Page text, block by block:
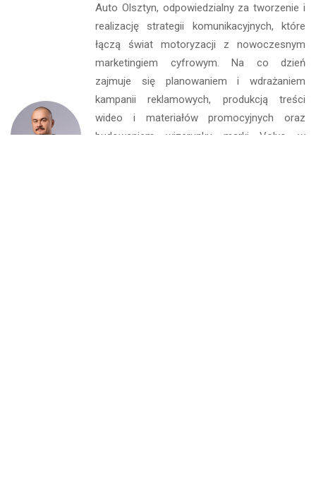
Auto Olsztyn, odpowiedzialny za tworzenie i
realizację strategii komunikacyjnych, które
łączą świat motoryzacji z nowoczesnym
marketingiem cyfrowym. Na co dzień
zajmuje się planowaniem i wdrażaniem
kampanii reklamowych, produkcją treści
wideo i materiałów promocyjnych oraz
budowaniem wizerunku marki Volvo w